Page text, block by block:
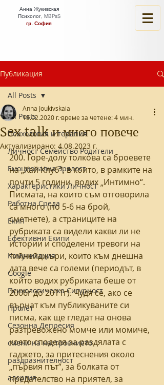
Анна Жукивская
Психолог, MBPsS
гр. София
Публикация
All Posts
Психология и терапия
Личност Семейство Родители
Емоционална Зрялост
Характеристики Личност
Работна Среда
Екип
Eфективни Eкипи
Kомуникация
Google
Психологическа Сигурност
Пролет
Сезонна Депресия
смени на настроението
раздразнителност
алергия
All Posts
Sex talk и много повече
Anna Joukivskaia
18.02.2020 г. време за четене: 4 мин.
Актуализирано: 4.08.2023 г.
200. Горе-долу толкова са броевете
на „Хай Клуб“, в които, в рамките на
почти 5 години, водих „Интимно“.
Писмата, на които съм отговорила
са много (по 5-6 на брой,
сметнете), а страниците на
рубриката са видели какви ли не
истории и споделени тревоги на
тийнейджъри, които към днешна
дата вече са големи (периодът, в
който водих рубриката беше от
2006г до 2011г). Чудя се, ако се
върнат към публикуваните си
писма, как ще гледат на онова
разтревожено момче или момиче,
което споделя за раздялата с
гаджето, за притеснения около
„първия път“, за болката от
предателство на приятел, за